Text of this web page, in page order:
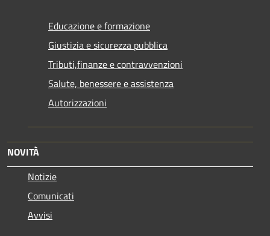
Educazione e formazione
Giustizia e sicurezza pubblica
Tributi,finanze e contravvenzioni
Salute, benessere e assistenza
Autorizzazioni
NOVITÀ
Notizie
Comunicati
Avvisi